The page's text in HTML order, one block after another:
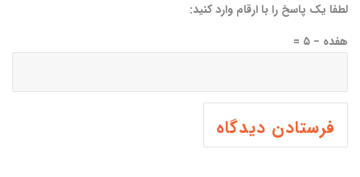
لطفا یک پاسخ را با ارقام وارد کنید:
هفده − ۵ =